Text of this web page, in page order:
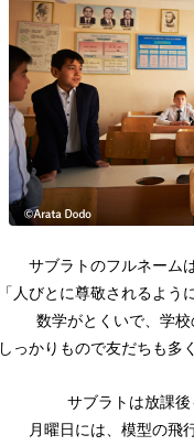
サブラトのフルネーム
「人びとに尊敬されるよ
数学がとくいで、学
しっかりもので友だちも多
サブラトは放課
月曜日には、模型の飛